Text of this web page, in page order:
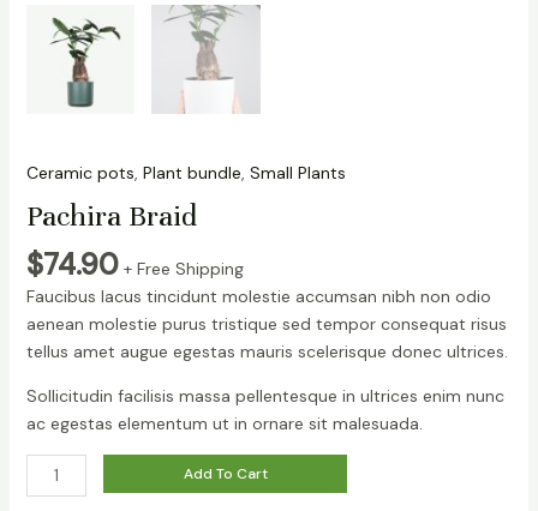
Ceramic pots Plant bundle Small Plants
Pachira Braid
$74.90 + Free Shipping
Faucibus lacus tincidunt molestie accumsan nibh non odio
aenean molestie purus tristique sed tempor consequat risus
tellus amet augue egestas mauris scelerisque donec ultrices.
Sollicitudin facilisis massa pellentesque in ultrices enim nunc
ac egestas elementum ut in ornare sit malesuada.
Pachira
Braid
Add To Cart